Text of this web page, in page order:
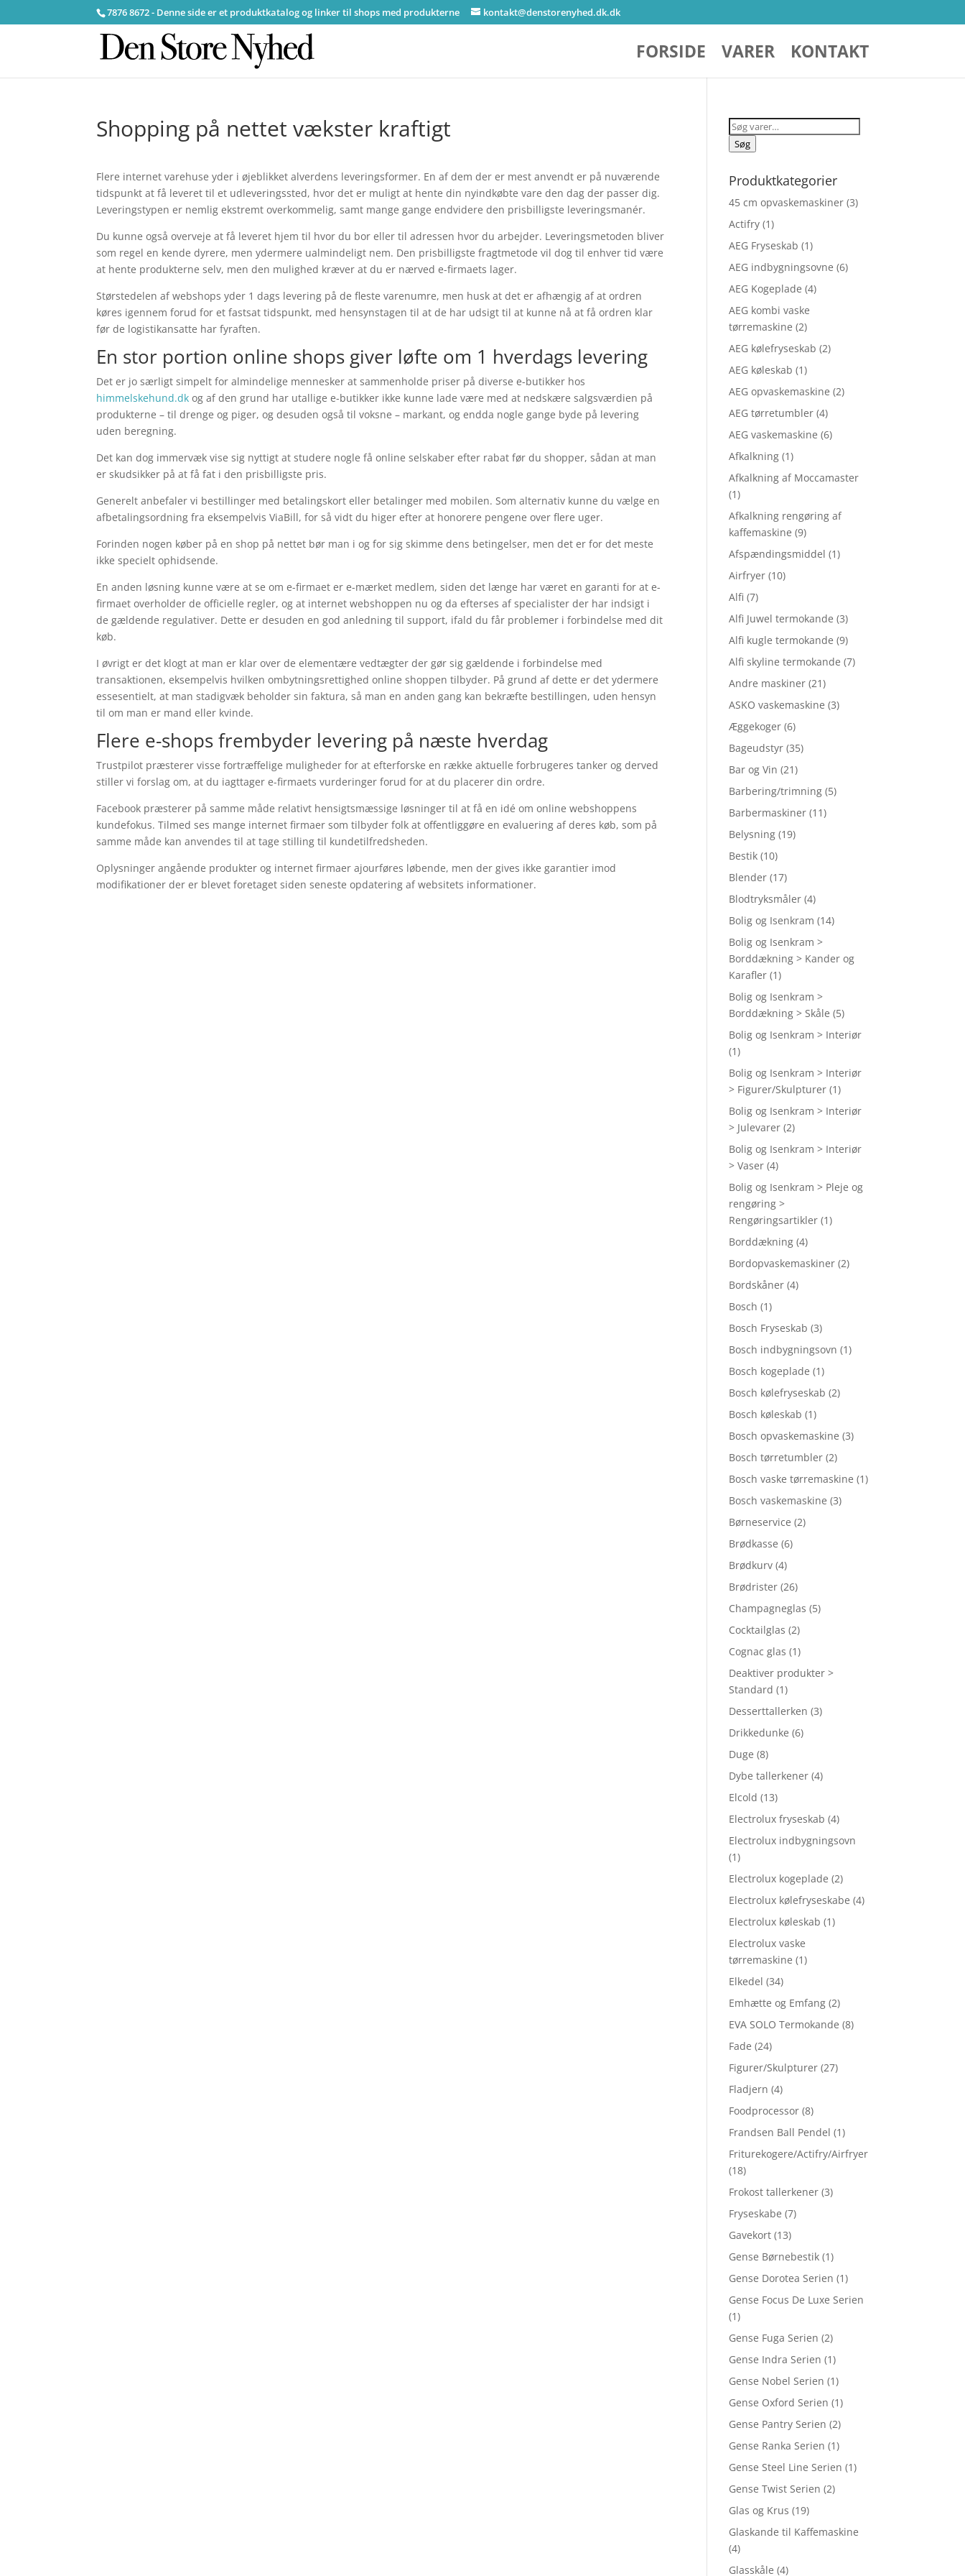
7876 8672 - Denne side er et produktkatalog og linker til shops med produkterne kontakt@denstorenyhed.dk.dk
FORSIDE VARER KONTAKT
Shopping på nettet vækster kraftigt
Flere internet varehuse yder i øjeblikket alverdens leveringsformer. En af dem der er mest anvendt er på nuværende
tidspunkt at få leveret til et udleveringssted, hvor det er muligt at hente din nyindkøbte vare den dag der passer dig.
Leveringstypen er nemlig ekstremt overkommelig, samt mange gange endvidere den prisbilligste leveringsmanér.
Du kunne også overveje at få leveret hjem til hvor du bor eller til adressen hvor du arbejder. Leveringsmetoden bliver
som regel en kende dyrere, men ydermere ualmindeligt nem. Den prisbilligste fragtmetode vil dog til enhver tid være
at hente produkterne selv, men den mulighed kræver at du er nærved e-firmaets lager.
Størstedelen af webshops yder 1 dags levering på de fleste varenumre, men husk at det er afhængig af at ordren
køres igennem forud for et fastsat tidspunkt, med hensynstagen til at de har udsigt til at kunne nå at få ordren klar
før de logistikansatte har fyraften.
En stor portion online shops giver løfte om 1 hverdags levering
Det er jo særligt simpelt for almindelige mennesker at sammenholde priser på diverse e-butikker hos
himmelskehund.dk og af den grund har utallige e-butikker ikke kunne lade være med at nedskære salgsværdien på
produkterne – til drenge og piger, og desuden også til voksne – markant, og endda nogle gange byde på levering
uden beregning.
Det kan dog immervæk vise sig nyttigt at studere nogle få online selskaber efter rabat før du shopper, sådan at man
er skudsikker på at få fat i den prisbilligste pris.
Generelt anbefaler vi bestillinger med betalingskort eller betalinger med mobilen. Som alternativ kunne du vælge en
afbetalingsordning fra eksempelvis ViaBill, for så vidt du higer efter at honorere pengene over flere uger.
Forinden nogen køber på en shop på nettet bør man i og for sig skimme dens betingelser, men det er for det meste
ikke specielt ophidsende.
En anden løsning kunne være at se om e-firmaet er e-mærket medlem, siden det længe har været en garanti for at e-
firmaet overholder de officielle regler, og at internet webshoppen nu og da efterses af specialister der har indsigt i
de gældende regulativer. Dette er desuden en god anledning til support, ifald du får problemer i forbindelse med dit
køb.
I øvrigt er det klogt at man er klar over de elementære vedtægter der gør sig gældende i forbindelse med
transaktionen, eksempelvis hvilken ombytningsrettighed online shoppen tilbyder. På grund af dette er det ydermere
essesentielt, at man stadigvæk beholder sin faktura, så man en anden gang kan bekræfte bestillingen, uden hensyn
til om man er mand eller kvinde.
Flere e-shops frembyder levering på næste hverdag
Trustpilot præsterer visse fortræffelige muligheder for at efterforske en række aktuelle forbrugeres tanker og derved
stiller vi forslag om, at du iagttager e-firmaets vurderinger forud for at du placerer din ordre.
Facebook præsterer på samme måde relativt hensigtsmæssige løsninger til at få en idé om online webshoppens
kundefokus. Tilmed ses mange internet firmaer som tilbyder folk at offentliggøre en evaluering af deres køb, som på
samme måde kan anvendes til at tage stilling til kundetilfredsheden.
Oplysninger angående produkter og internet firmaer ajourføres løbende, men der gives ikke garantier imod
modifikationer der er blevet foretaget siden seneste opdatering af websitets informationer.
Søg
efter:
Søg
Produktkategorier
45 cm opvaskemaskiner (3)
Actifry (1)
AEG Fryseskab (1)
AEG indbygningsovne (6)
AEG Kogeplade (4)
AEG kombi vaske
tørremaskine (2)
AEG kølefryseskab (2)
AEG køleskab (1)
AEG opvaskemaskine (2)
AEG tørretumbler (4)
AEG vaskemaskine (6)
Afkalkning (1)
Afkalkning af Moccamaster
(1)
Afkalkning rengøring af
kaffemaskine (9)
Afspændingsmiddel (1)
Airfryer (10)
Alfi (7)
Alfi Juwel termokande (3)
Alfi kugle termokande (9)
Alfi skyline termokande (7)
Andre maskiner (21)
ASKO vaskemaskine (3)
Æggekoger (6)
Bageudstyr (35)
Bar og Vin (21)
Barbering/trimning (5)
Barbermaskiner (11)
Belysning (19)
Bestik (10)
Blender (17)
Blodtryksmåler (4)
Bolig og Isenkram (14)
Bolig og Isenkram >
Borddækning > Kander og
Karafler (1)
Bolig og Isenkram >
Borddækning > Skåle (5)
Bolig og Isenkram > Interiør
(1)
Bolig og Isenkram > Interiør
> Figurer/Skulpturer (1)
Bolig og Isenkram > Interiør
> Julevarer (2)
Bolig og Isenkram > Interiør
> Vaser (4)
Bolig og Isenkram > Pleje og
rengøring >
Rengøringsartikler (1)
Borddækning (4)
Bordopvaskemaskiner (2)
Bordskåner (4)
Bosch (1)
Bosch Fryseskab (3)
Bosch indbygningsovn (1)
Bosch kogeplade (1)
Bosch kølefryseskab (2)
Bosch køleskab (1)
Bosch opvaskemaskine (3)
Bosch tørretumbler (2)
Bosch vaske tørremaskine (1)
Bosch vaskemaskine (3)
Børneservice (2)
Brødkasse (6)
Brødkurv (4)
Brødrister (26)
Champagneglas (5)
Cocktailglas (2)
Cognac glas (1)
Deaktiver produkter >
Standard (1)
Desserttallerken (3)
Drikkedunke (6)
Duge (8)
Dybe tallerkener (4)
Elcold (13)
Electrolux fryseskab (4)
Electrolux indbygningsovn
(1)
Electrolux kogeplade (2)
Electrolux kølefryseskabe (4)
Electrolux køleskab (1)
Electrolux vaske
tørremaskine (1)
Elkedel (34)
Emhætte og Emfang (2)
EVA SOLO Termokande (8)
Fade (24)
Figurer/Skulpturer (27)
Fladjern (4)
Foodprocessor (8)
Frandsen Ball Pendel (1)
Friturekogere/Actifry/Airfryer
(18)
Frokost tallerkener (3)
Fryseskabe (7)
Gavekort (13)
Gense Børnebestik (1)
Gense Dorotea Serien (1)
Gense Focus De Luxe Serien
(1)
Gense Fuga Serien (2)
Gense Indra Serien (1)
Gense Nobel Serien (1)
Gense Oxford Serien (1)
Gense Pantry Serien (2)
Gense Ranka Serien (1)
Gense Steel Line Serien (1)
Gense Twist Serien (2)
Glas og Krus (19)
Glaskande til Kaffemaskine
(4)
Glasskåle (4)